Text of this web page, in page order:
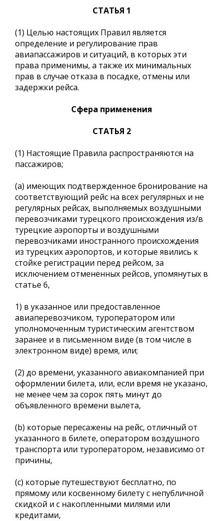
СТАТЬЯ 1
(1) Целью настоящих Правил является
определение и регулирование прав
авиапассажиров и ситуаций, в которых эти
права применимы, а также их минимальных
прав в случае отказа в посадке, отмены или
задержки рейса.
Сфера применения
СТАТЬЯ 2
(1) Настоящие Правила распространяются на
пассажиров;
(a) имеющих подтвержденное бронирование на
соответствующий рейс на всех регулярных и не
регулярных рейсах, выполняемых воздушными
перевозчиками турецкого происхождения из/в
турецкие аэропорты и воздушными
перевозчиками иностранного происхождения
из турецких аэропортов, и которые явились к
стойке регистрации перед рейсом, за
исключением отмененных рейсов, упомянутых в
статье 6,
1) в указанное или предоставленное
авиаперевозчиком, туроператором или
уполномоченным туристическим агентством
заранее и в письменном виде (в том числе в
электронном виде) время, или;
(2) до времени, указанного авиакомпанией при
оформлении билета, или, если время не указано,
не менее чем за сорок пять минут до
объявленного времени вылета,
(b) которые пересажены на рейс, отличный от
указанного в билете, оператором воздушного
транспорта или туроператором, независимо от
причины,
(c) которые путешествуют бесплатно, по
прямому или косвенному билету с непубличной
скидкой и с накопленными милями или
кредитами,